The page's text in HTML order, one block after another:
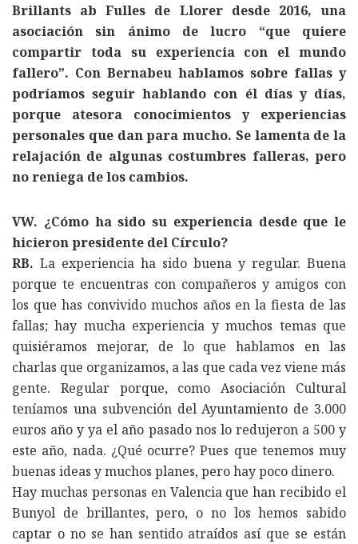
Brillants ab Fulles de Llorer desde 2016, una
asociación sin ánimo de lucro “que quiere
compartir toda su experiencia con el mundo
fallero”. Con Bernabeu hablamos sobre fallas y
podríamos seguir hablando con él días y días,
porque atesora conocimientos y experiencias
personales que dan para mucho. Se lamenta de la
relajación de algunas costumbres falleras, pero
no reniega de los cambios.
VW. ¿Cómo ha sido su experiencia desde que le
hicieron presidente del Círculo?
RB. La experiencia ha sido buena y regular. Buena
porque te encuentras con compañeros y amigos con
los que has convivido muchos años en la fiesta de las
fallas; hay mucha experiencia y muchos temas que
quisiéramos mejorar, de lo que hablamos en las
charlas que organizamos, a las que cada vez viene más
gente. Regular porque, como Asociación Cultural
teníamos una subvención del Ayuntamiento de 3.000
euros año y ya el año pasado nos lo redujeron a 500 y
este año, nada. ¿Qué ocurre? Pues que tenemos muy
buenas ideas y muchos planes, pero hay poco dinero.
Hay muchas personas en Valencia que han recibido el
Bunyol de brillantes, pero, o no los hemos sabido
captar o no se han sentido atraídos así que se están